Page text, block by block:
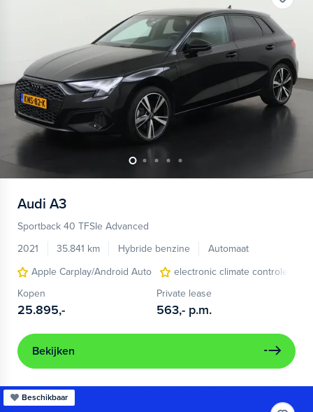
Audi A3
Sportback 40 TFSIe Advanced
2021
35.841 km Hybride benzine
Automaat
Apple Carplay/Android Auto
electronic climate controle
Kopen
25.895,-
Private lease
563,- p.m.
Bekijken
Beschikbaar